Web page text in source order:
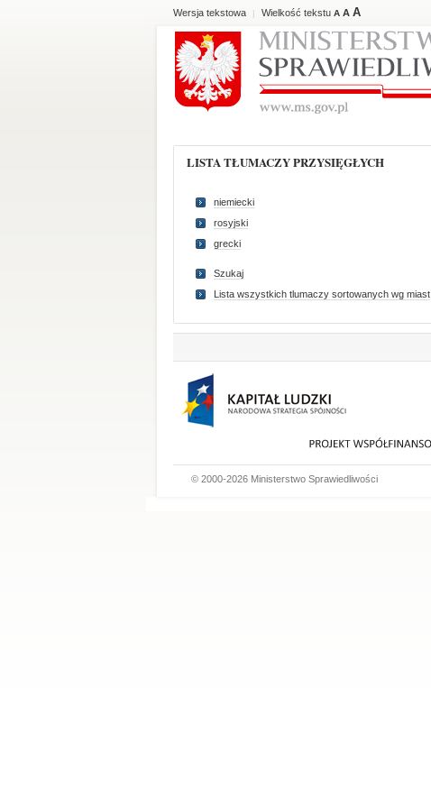
Wersja tekstowa | Wielkość tekstu A A A
LISTA TŁUMACZY PRZYSIĘGŁYCH
niemiecki
rosyjski
grecki
Szukaj
Lista wszystkich tlumaczy sortowanych wg miast
© 2000-2026 Ministerstwo Sprawiedliwości